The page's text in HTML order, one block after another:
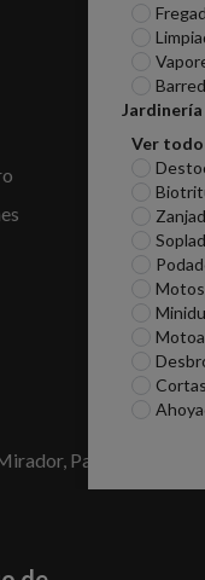
Jardinería
Ver todo
Parcelas